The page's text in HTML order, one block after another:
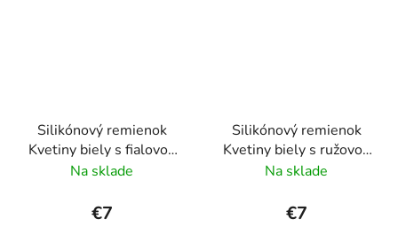
Silikónový remienok
Kvetiny biely s fialovou
22mm
Na sklade
€7
Silikónový remienok
Kvetiny biely s ružovou
22mm
Na sklade
€7